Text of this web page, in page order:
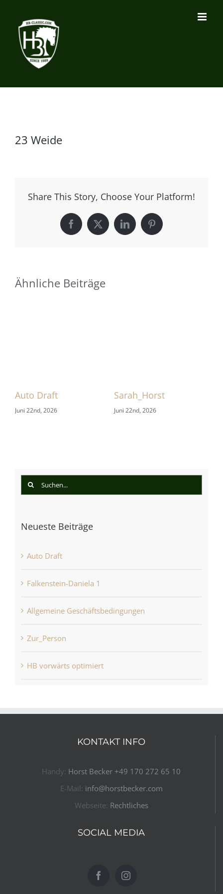
Inhalt
springen
23 Weide
Share This Story, Choose Your Platform!
Facebook
X LinkedInPinterest
Ähnliche Beiträge
Auto Draft
Juni 22nd, 2026
Sarah_Horst
Juni 22nd, 2026
Suche
Neueste Beiträge
Auto Draft
Falkenstein-Daniela 1
Allgemeine Geschäftsbedingungen
Zur_Person
HB vorwärts optimiert
KONTAKT INFO
Handy: Horst Becker ​+49 170 272 65 10​
E-Mail: info@horstbecker.com
Webseite: Rechtliches
SOCIAL MEDIA